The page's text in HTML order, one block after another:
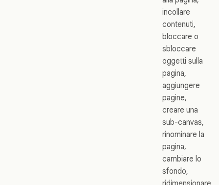
incollare
contenuti,
bloccare o
sbloccare
oggetti sulla
pagina,
aggiungere
pagine,
creare una
sub-canvas,
rinominare la
pagina,
cambiare lo
sfondo,